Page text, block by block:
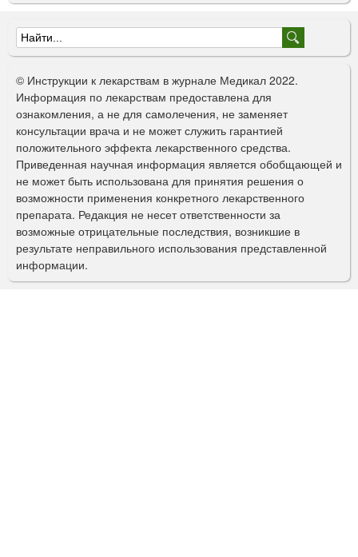
Ф
о
р
м
а
п
о
и
с
к
© Инструкции к лекарствам в журнале Медикал 2022.
Информация по лекарствам предоставлена для
ознакомления, а не для самолечения, не заменяет
консультации врача и не может служить гарантией
положительного эффекта лекарственного средства.
Приведенная научная информация является обобщающей и
не может быть использована для принятия решения о
возможности применения конкретного лекарственного
препарата. Редакция не несет ответственности за
возможные отрицательные последствия, возникшие в
результате неправильного использования представленной
информации.